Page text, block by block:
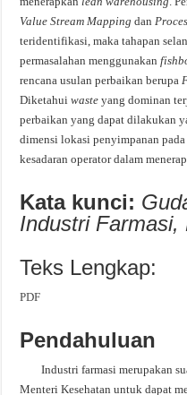
Value Stream Mapping dan
teridentifikasi, maka tahapan
permasalahan menggunakan
rencana usulan perbaikan berupa
Diketahuiwasteyang dominan
perbaikan yang dapat dilakukan
dimensi lokasi penyimpanan
kesadaran operator dalam
Kata kunci:
Industri Farmasi,
Teks Lengkap:
PDF
Pendahuluan
Industri farmasi merupakan
Menteri Kesehatan untuk dapat